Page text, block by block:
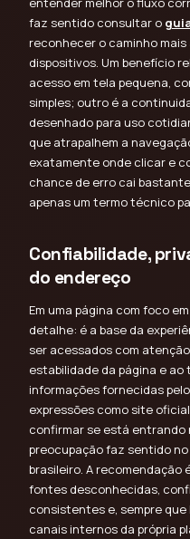
faz sentido consultar o
reconhecer o caminho
dispositivos. Um benefício
acesso em tela pequena,
simples; outro é a
desenhado para uso
que atrapalhem a
exatamente onde clicar e
chance de erro cai
apenas um termo técnico
Confiabilidade,
do endereço
Em uma página com foco
detalhe: é a base da
ser acessados com
estabilidade da página e
informações fornecidas
expressões como site
confirmar se está entrando
preocupação faz sentido
brasileiro. A recomendação
fontes desconhecidas,
consistentes e, sempre
canais internos da própria